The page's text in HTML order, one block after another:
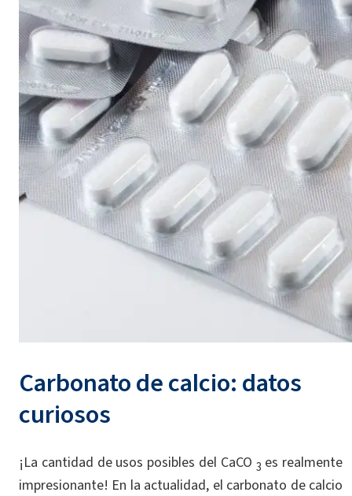
Carbonato de calcio: datos
curiosos
¡La cantidad de usos posibles del CaCO 3 es realmente
impresionante! En la actualidad, el carbonato de calcio